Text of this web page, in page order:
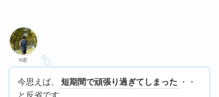
N君
今思えば、 短期間で頑張り過ぎてしまった
と反省です。